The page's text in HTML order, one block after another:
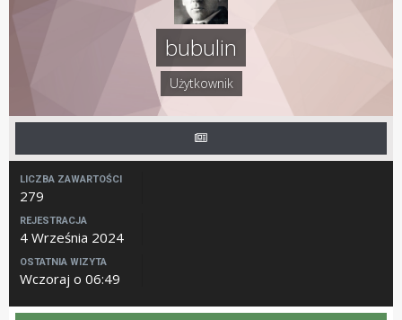
bubulin
Użytkownik
LICZBA ZAWARTOŚCI
279
REJESTRACJA
4 Września 2024
OSTATNIA WIZYTA
Wczoraj o 06:49